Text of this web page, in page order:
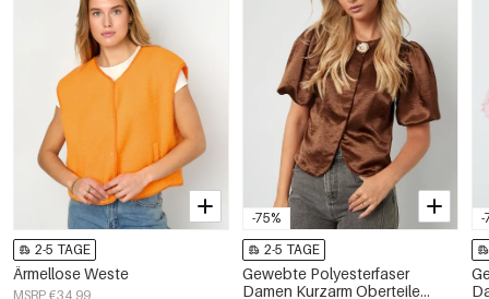
2-5 TAGE
Ärmellose Weste
MSRP €34,99
-75%
2-5 TAGE
Gewebte Polyesterfaser
Damen Kurzarm Oberteile
-